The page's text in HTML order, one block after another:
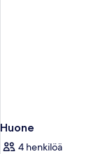
Huone
4 henkilöä